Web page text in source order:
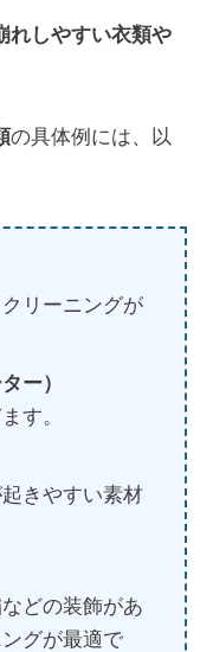
れしやすい衣類や
の具体例には、以
リーニングが
ー）
す。
きやすい素材
どの装飾があ
グが最適で